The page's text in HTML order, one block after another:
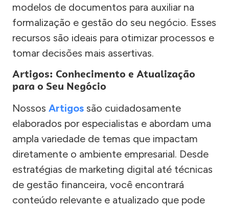
modelos de documentos para auxiliar na
formalização e gestão do seu negócio. Esses
recursos são ideais para otimizar processos e
tomar decisões mais assertivas.
Artigos: Conhecimento e Atualização
para o Seu Negócio
Nossos Artigos são cuidadosamente
elaborados por especialistas e abordam uma
ampla variedade de temas que impactam
diretamente o ambiente empresarial. Desde
estratégias de marketing digital até técnicas
de gestão financeira, você encontrará
conteúdo relevante e atualizado que pode